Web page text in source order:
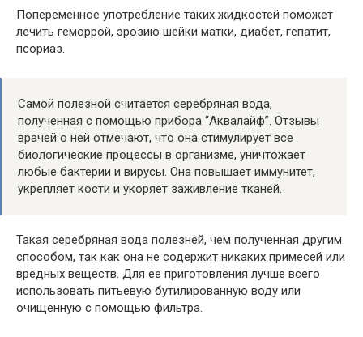
Попеременное употребление таких жидкостей поможет
лечить геморрой, эрозию шейки матки, диабет, гепатит,
псориаз.
Самой полезной считается серебряная вода,
полученная с помощью прибора “Аквалайф”. Отзывы
врачей о ней отмечают, что она стимулирует все
биологические процессы в организме, уничтожает
любые бактерии и вирусы. Она повышает иммунитет,
укрепляет кости и укоряет заживление тканей.
Такая серебряная вода полезней, чем полученная другим
способом, так как она не содержит никаких примесей или
вредных веществ. Для ее приготовления лучше всего
использовать питьевую бутилированную воду или
очищенную с помощью фильтра.